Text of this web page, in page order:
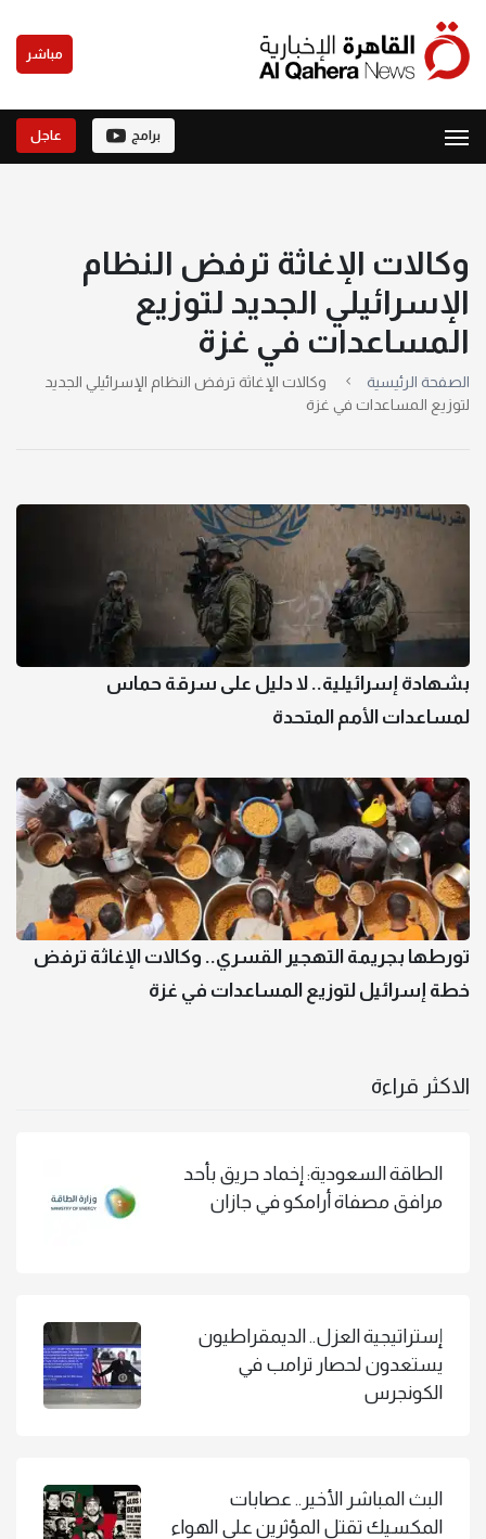
مباشر
برامج عاجل
وكالات الإغاثة ترفض النظام
الإسرائيلي الجديد لتوزيع
المساعدات في غزة
الصفحة الرئيسية
وكالات الإغاثة ترفض النظام الإسرائيلي الجديد
لتوزيع المساعدات في غزة
بشهادة إسرائيلية.. لا دليل على سرقة حماس
لمساعدات الأمم المتحدة
تورطها بجريمة التهجير القسري.. وكالات الإغاثة ترفض
خطة إسرائيل لتوزيع المساعدات في غزة
الاكثر قراءة
الطاقة السعودية: إخماد حريق بأحد
مرافق مصفاة أرامكو في جازان
إستراتيجية العزل.. الديمقراطيون
يستعدون لحصار ترامب في
الكونجرس
البث المباشر الأخير.. عصابات
المكسيك تقتل المؤثرين على الهواء